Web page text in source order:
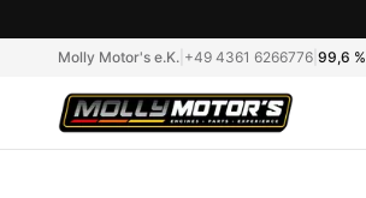
Molly Motor's e.K. +49 4361 6266776 99,6 %